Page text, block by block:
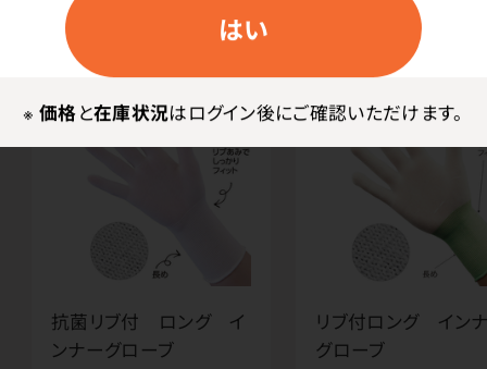
はい
※ 価格と在庫状況はログイン後にご確認いただけます。
関連商品
抗菌リブ付 ロング イ
ンナーグローブ
リブ付ロング イン
グローブ